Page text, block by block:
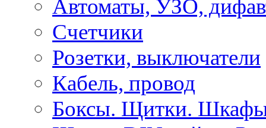
Автоматы, УЗО,
Счетчики
Розетки, выключатели
Кабель, провод
Боксы. Щитки.